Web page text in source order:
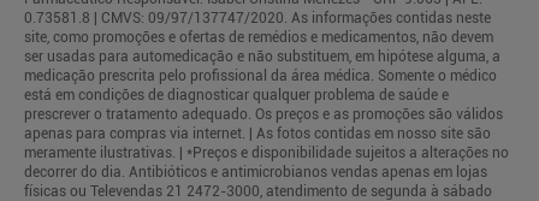
0.73581.8 | CMVS: 09/97/137747/2020. As informações contidas neste
site, como promoções e ofertas de remédios e medicamentos, não devem
ser usadas para automedicação e não substituem, em hipótese alguma, a
medicação prescrita pelo profissional da área médica. Somente o médico
está em condições de diagnosticar qualquer problema de saúde e
prescrever o tratamento adequado. Os preços e as promoções são válidos
apenas para compras via internet. | As fotos contidas em nosso site são
meramente ilustrativas. | *Preços e disponibilidade sujeitos a alterações no
decorrer do dia. Antibióticos e antimicrobianos vendas apenas em lojas
físicas ou Televendas 21 2472-3000, atendimento de segunda à sábado